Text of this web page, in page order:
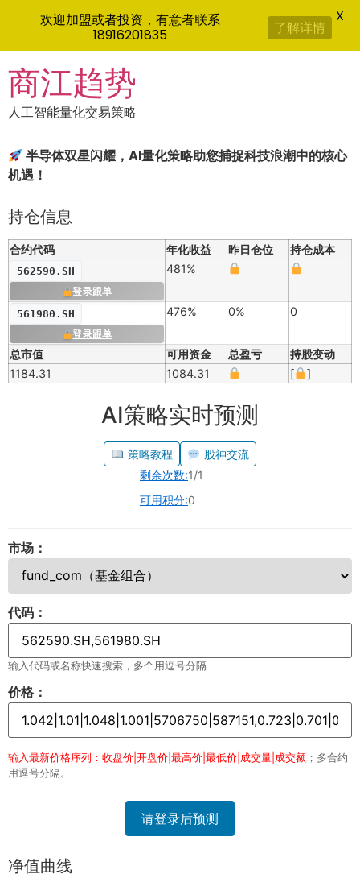
to
content
商江趋势
人工智能量化交易策略
半导体双星闪耀，AI量化策略助您捕捉科技浪潮中的核心
机遇！
持仓信息
合约代码 年化收益 昨日仓位 持仓成本
562590.SH
登录跟单
481%
561980.SH
登录跟单
476% 0% 0
总市值 可用资金 总盈亏
持股变动
1184.31
1084.31 [ ]
AI策略实时预测
策略教程
股神交流
剩余次数:1/1
可用积分:0
市场：
代码：
输入代码或名称快速搜索，多个用逗号分隔
价格：
输入最新价格序列：收盘价|开盘价|最高价|最低价|成交量|成交额 ；多合约
用逗号分隔。
请登录后预测
净值曲线
欢迎加盟或者投资，有意者联系
18916201835
了解详情
X